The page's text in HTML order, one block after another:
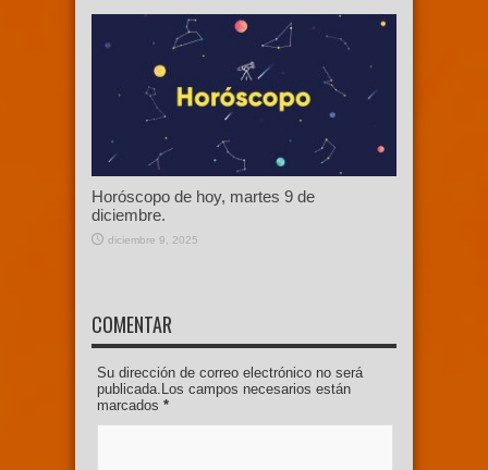
Horóscopo de hoy, martes 9 de
diciembre.
diciembre 9, 2025
COMENTAR
Su dirección de correo electrónico no será
publicada.Los campos necesarios están
marcados *